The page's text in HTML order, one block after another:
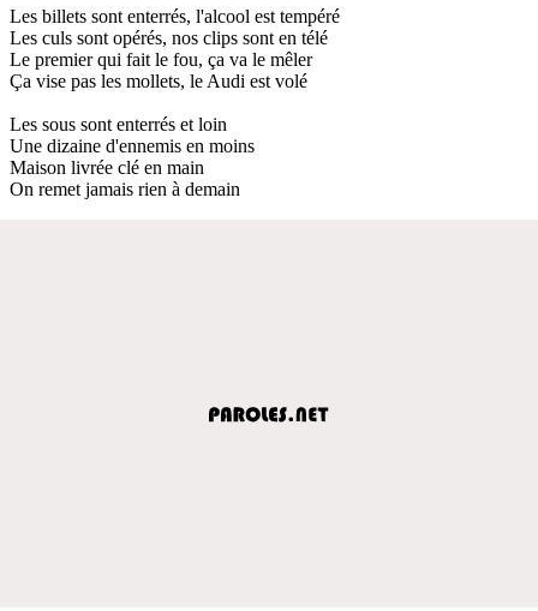
Les billets sont enterrés, l'alcool est tempéré
Les culs sont opérés, nos clips sont en télé
Le premier qui fait le fou, ça va le mêler
Ça vise pas les mollets, le Audi est volé
Les sous sont enterrés et loin
Une dizaine d'ennemis en moins
Maison livrée clé en main
On remet jamais rien à demain